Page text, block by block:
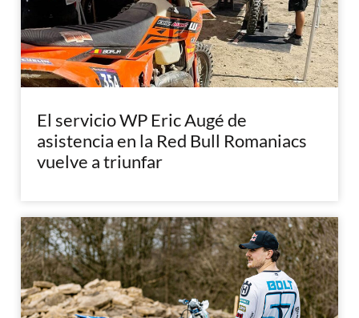
El servicio WP Eric Augé de
asistencia en la Red Bull Romaniacs
vuelve a triunfar